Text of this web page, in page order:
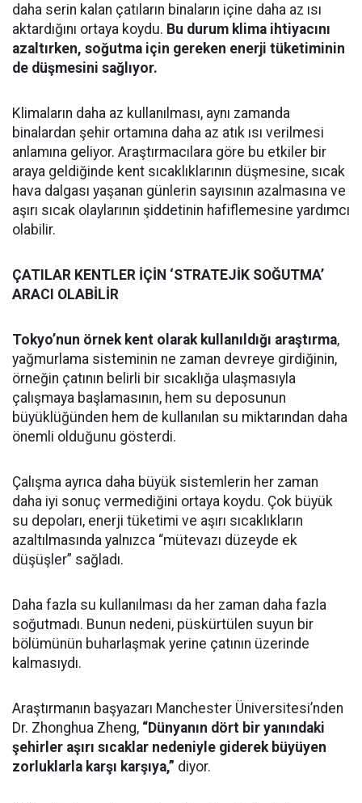
daha serin kalan çatıların binaların içine daha az ısı
aktardığını ortaya koydu. Bu durum klima ihtiyacını
azaltırken, soğutma için gereken enerji tüketiminin
de düşmesini sağlıyor.
Klimaların daha az kullanılması, aynı zamanda
binalardan şehir ortamına daha az atık ısı verilmesi
anlamına geliyor. Araştırmacılara göre bu etkiler bir
araya geldiğinde kent sıcaklıklarının düşmesine, sıcak
hava dalgası yaşanan günlerin sayısının azalmasına ve
aşırı sıcak olaylarının şiddetinin hafiflemesine yardımcı
olabilir.
ÇATILAR KENTLER İÇİN ‘STRATEJİK SOĞUTMA’
ARACI OLABİLİR
Tokyo’nun örnek kent olarak kullanıldığı araştırma,
yağmurlama sisteminin ne zaman devreye girdiğinin,
örneğin çatının belirli bir sıcaklığa ulaşmasıyla
çalışmaya başlamasının, hem su deposunun
büyüklüğünden hem de kullanılan su miktarından daha
önemli olduğunu gösterdi.
Çalışma ayrıca daha büyük sistemlerin her zaman
daha iyi sonuç vermediğini ortaya koydu. Çok büyük
su depoları, enerji tüketimi ve aşırı sıcaklıkların
azaltılmasında yalnızca “mütevazı düzeyde ek
düşüşler” sağladı.
Daha fazla su kullanılması da her zaman daha fazla
soğutmadı. Bunun nedeni, püskürtülen suyun bir
bölümünün buharlaşmak yerine çatının üzerinde
kalmasıydı.
Araştırmanın başyazarı Manchester Üniversitesi’nden
Dr. Zhonghua Zheng, “Dünyanın dört bir yanındaki
şehirler aşırı sıcaklar nedeniyle giderek büyüyen
zorluklarla karşı karşıya,” diyor.